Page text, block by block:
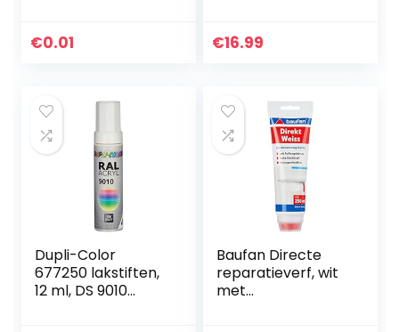
Grijs Zwart Rood
€0.01
Roller 5d Diamond
€16.99
Dupli-Color
677250 lakstiften,
12 ml, DS 9010
Baufan Directe
reparatieverf, wit
met